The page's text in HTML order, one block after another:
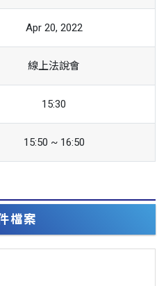
Apr 20, 2022
線上法說會
15:30
15:50 ~ 16:50
檔案